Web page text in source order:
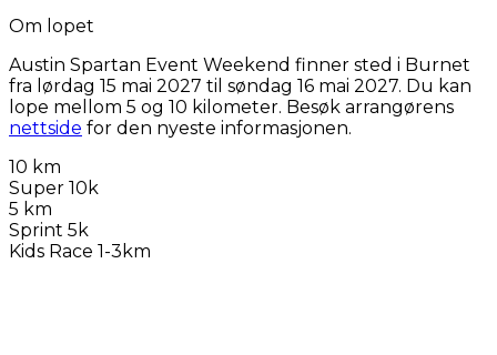
Om lopet
Austin Spartan Event Weekend finner sted i Burnet
fra lørdag 15 mai 2027 til søndag 16 mai 2027. Du kan
lope mellom 5 og 10 kilometer. Besøk arrangørens
nettside for den nyeste informasjonen.
10 km
Super 10k
5 km
Sprint 5k
Kids Race 1-3km